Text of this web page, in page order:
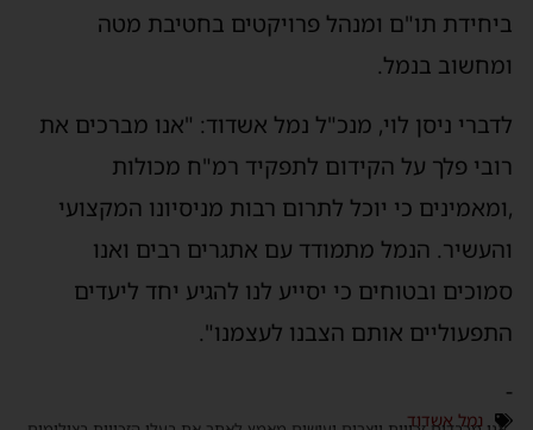
ביחידת תו"ם ומנהל פרויקטים בחטיבת מטה
ומחשוב בנמל.
לדברי ניסן לוי, מנכ"ל נמל אשדוד: "אנו מברכים את
רובי פלך על הקידום לתפקיד רמ"ח מכולות
,ומאמינים כי יוכל לתרום רבות מניסיונו המקצועי
והעשיר. הנמל מתמודד עם אתגרים רבים ואנו
סמוכים ובטוחים כי יסייע לנו להגיע יחד ליעדים
התפעוליים אותם הצבנו לעצמנו".
-
נמל אשדוד